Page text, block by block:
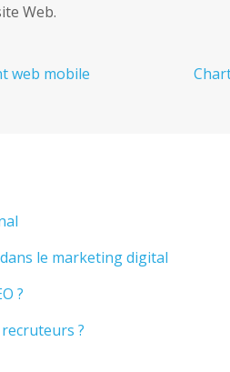
Web.
web mobile
le marketing digital
?
?